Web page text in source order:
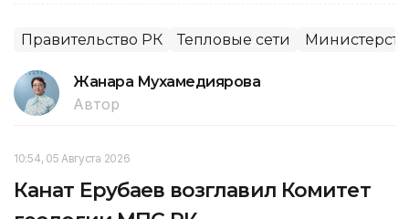
Правительство РК Тепловые сети
Жанара Мухамедиярова
Автор
10:54, 05 Августа 2026
Канат Ерубаев возглавил Комитет